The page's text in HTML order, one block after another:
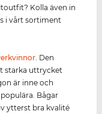
Kolla även in
i vårt sortiment
kvinnor . Den
starka uttrycket
är inne och
Bågar
ytterst bra kvalité